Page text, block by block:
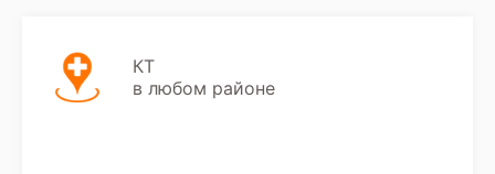
КТ
в любом районе